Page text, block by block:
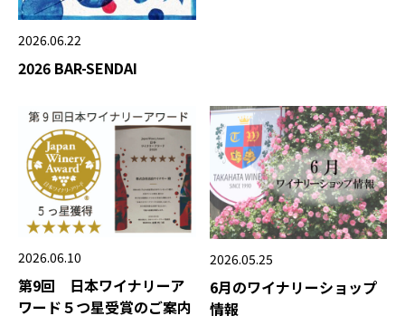
2026.06.22
2026 BAR-SENDAI
2026.06.10
第9回 日本ワイナリーア
ワード５つ星受賞のご案内
2026.05.25
6月のワイナリーショップ
情報